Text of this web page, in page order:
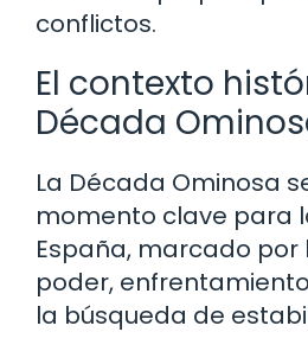
conflictos.
El contexto
Década
La Década Ominosa
momento clave para
España, marcado por
poder,
la búsqueda de